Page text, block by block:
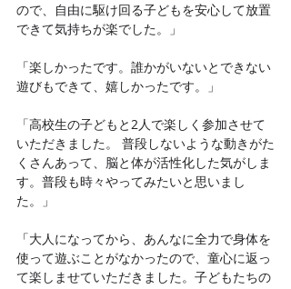
ので、自由に駆け回る子どもを安心して放置
できて気持ちが楽でした。」
「楽しかったです。誰かがいないとできない
遊びもできて、嬉しかったです。」
「高校生の子どもと2人で楽しく参加させて
いただきました。 普段しないような動きがた
くさんあって、脳と体が活性化した気がしま
す。普段も時々やってみたいと思いまし
た。」
「大人になってから、あんなに全力で身体を
使って遊ぶことがなかったので、童心に返っ
て楽しませていただきました。子どもたちの